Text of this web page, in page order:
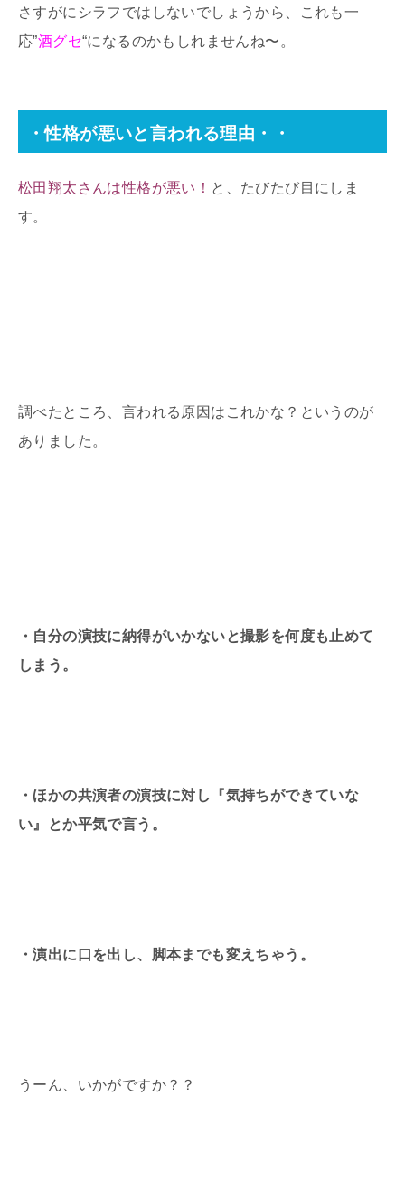
さすがにシラフではしないでしょうから、これも一
応”酒グセ“になるのかもしれませんね〜。
・性格が悪いと言われる理由・・
松田翔太さんは性格が悪い！ と、たびたび目にしま
す。
調べたところ、言われる原因はこれかな？というのが
ありました。
・自分の演技に納得がいかないと撮影を何度も止めて
しまう。
・ほかの共演者の演技に対し『気持ちができていな
い』とか平気で言う。
・演出に口を出し、脚本までも変えちゃう。
うーん、いかがですか？？